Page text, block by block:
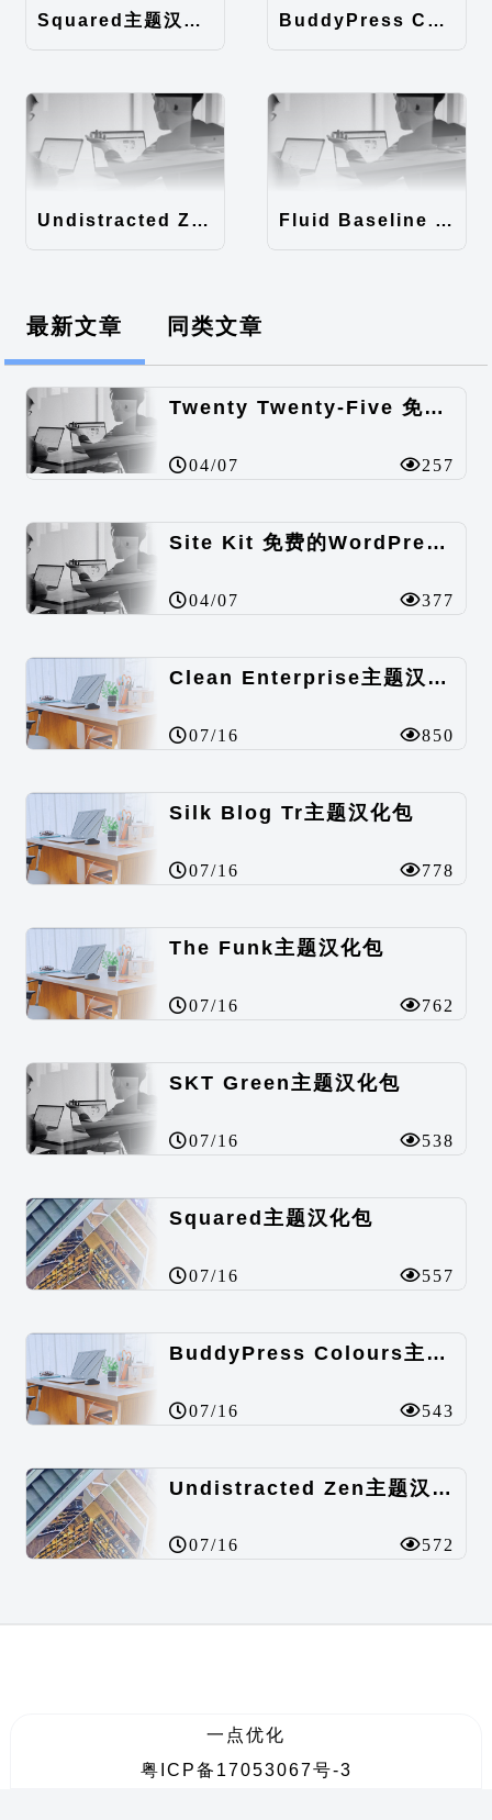
Squared主题汉化包 BuddyPress Colours主题汉化包
Undistracted Zen主题汉化包 Fluid Baseline Grid主题汉化包
最新文章 同类文章
Twenty Twenty-Five 免费的WordPress内容主题
04/07 257
Site Kit 免费的WordPress数据统计插件
04/07 377
Clean Enterprise主题汉化包
07/16 850
Silk Blog Tr主题汉化包
07/16 778
The Funk主题汉化包
07/16 762
SKT Green主题汉化包
07/16 538
Squared主题汉化包
07/16 557
BuddyPress Colours主题汉化包
07/16 543
Undistracted Zen主题汉化包
07/16 572
一点优化
粤ICP备17053067号-3